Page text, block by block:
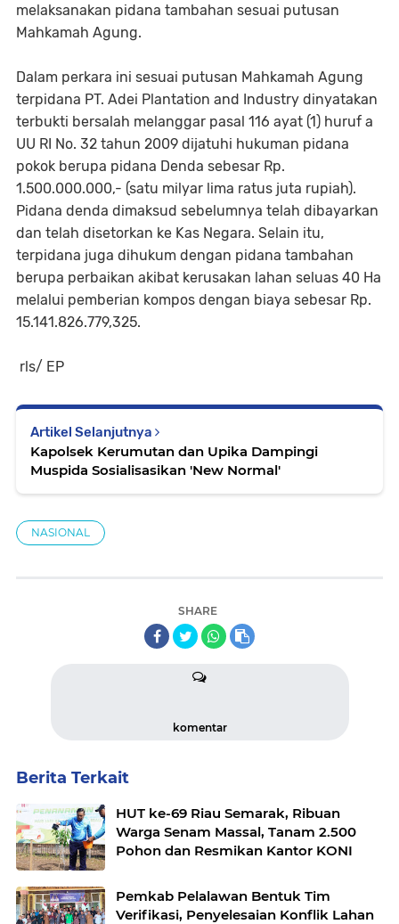
melaksanakan pidana tambahan sesuai putusan
Mahkamah Agung.
Dalam perkara ini sesuai putusan Mahkamah Agung
terpidana PT. Adei Plantation and Industry dinyatakan
terbukti bersalah melanggar pasal 116 ayat (1) huruf a
UU RI No. 32 tahun 2009 dijatuhi hukuman pidana
pokok berupa pidana Denda sebesar Rp.
1.500.000.000,- (satu milyar lima ratus juta rupiah).
Pidana denda dimaksud sebelumnya telah dibayarkan
dan telah disetorkan ke Kas Negara. Selain itu,
terpidana juga dihukum dengan pidana tambahan
berupa perbaikan akibat kerusakan lahan seluas 40 Ha
melalui pemberian kompos dengan biaya sebesar Rp.
15.141.826.779,325.
rls/ EP
Artikel Selanjutnya
Kapolsek Kerumutan dan Upika Dampingi
Muspida Sosialisasikan 'New Normal'
NASIONAL
SHARE
komentar
Berita Terkait
HUT ke-69 Riau Semarak, Ribuan
Warga Senam Massal, Tanam 2.500
Pohon dan Resmikan Kantor KONI
Pemkab Pelalawan Bentuk Tim
Verifikasi, Penyelesaian Konflik Lahan